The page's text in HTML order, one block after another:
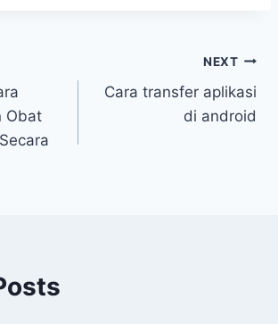
Obat
NEXT
Cara transfer aplikasi
di android